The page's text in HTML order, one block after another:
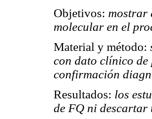
Objetivos: mostrar
molecular en el
Material y método:
con dato clínico
confirmación
Resultados: los
de FQ ni